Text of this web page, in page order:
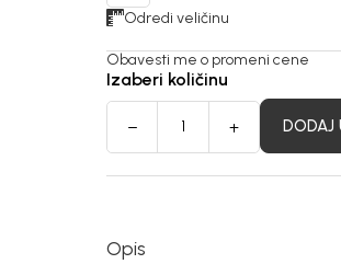
Odredi veličinu
Obavesti me o promeni cene
Izaberi količinu
DODAJ
Opis